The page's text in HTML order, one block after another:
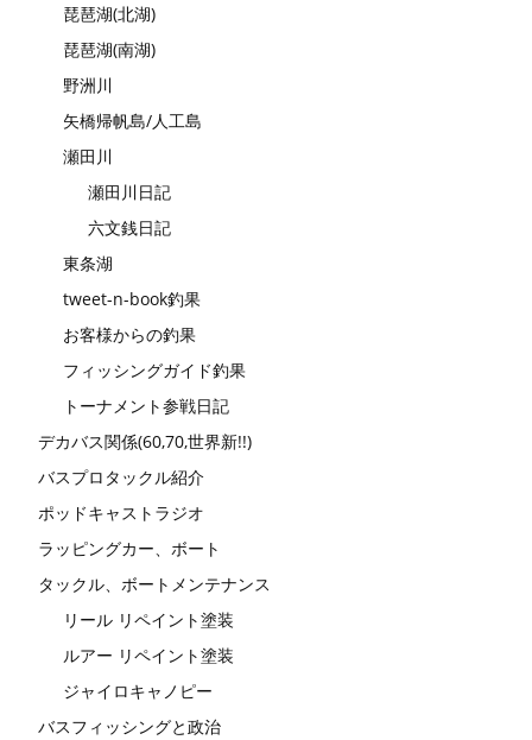
琵琶湖(北湖)
琵琶湖(南湖)
野洲川
矢橋帰帆島/人工島
瀬田川
瀬田川日記
六文銭日記
東条湖
tweet-n-book釣果
お客様からの釣果
フィッシングガイド釣果
トーナメント参戦日記
デカバス関係(60,70,世界新!!)
バスプロタックル紹介
ポッドキャストラジオ
ラッピングカー、ボート
タックル、ボートメンテナンス
リール リペイント塗装
ルアー リペイント塗装
ジャイロキャノピー
バスフィッシングと政治